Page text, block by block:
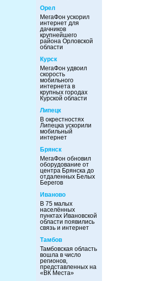
Орел
МегаФон ускорил
интернет для
дачников
крупнейшего
района Орловской
области
Курск
МегаФон удвоил
скорость
мобильного
интернета в
крупных городах
Курской области
Липецк
В окрестностях
Липецка ускорили
мобильный
интернет
Брянск
МегаФон обновил
оборудование от
центра Брянска до
отдаленных Белых
Берегов
Иваново
В 75 малых
населённых
пунктах Ивановской
области появились
связь и интернет
Тамбов
Тамбовская область
вошла в число
регионов,
представленных на
«ВК Места»